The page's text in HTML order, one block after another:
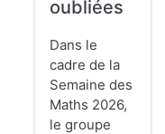
oubliées
Dans le
cadre de la
Semaine des
Maths 2026,
le groupe